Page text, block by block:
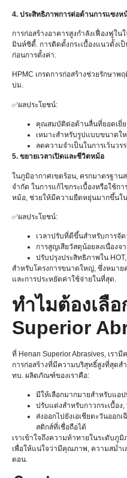
4. ประสิทธิภาพการต่อต้านการแซง
การก่อสร้างอาคารสูงกำลังเฟื่องฟูใน
มินห์ซิตี้. การติดตั้งกระเบื้องแนวตั้งเ
ก่อนการตั้งค่า.
HPMC เกรดการก่อสร้างช่วยรักษาพ
บ่ม.
✅ผลประโยชน์:
คุณสมบัติต่อต้านลื่นที่ยอดเยี่
เหมาะสำหรับรูปแบบขนาดใ
ลดความจำเป็นในการเว้นวร
5. ขยายเวลาเปิดและชีวิตหม้อ
ในภูมิอากาศเขตร้อน, ครกมาตรฐาน
จำกัด ในการแก้ไขกระเบื้องหรือใช้ก
หม้อ, ช่วยให้มีความยืดหยุ่นมากขึ้นใน
✅ผลประโยชน์:
เวลาปรับที่ดีขึ้นสำหรับการจัด
การสูญเสียวัสดุน้อยลงเนื่อง
ปรับปรุงประสิทธิภาพใน
สำหรับโครงการขนาดใหญ่, ซึ่งหมา
และการประหยัดค่าใช้จ่ายในที่สุด.
ทำไมต้องเลื
Superior
ที่ Henan Superior Abrasives, เรา
การก่อสร้างที่มีความบริสุทธิ์สูงที่สุดส
ทบ. ผลิตภัณฑ์ของเราคือ:
มีให้เลือกมากมายสำหรับแอ
ปรับแต่งสำหรับกาวกระเบื้อง
ส่งออกไปยังเอเชียตะวันออก
สติกส์ที่เชื่อถือได้
เราเข้าใจถึงความท้าทายในระดับภู
เพื่อให้แน่ใจว่ามีคุณภาพ, ความสม่ำ
ตอน.